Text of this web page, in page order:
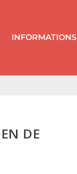
INFORMATIONS
DE